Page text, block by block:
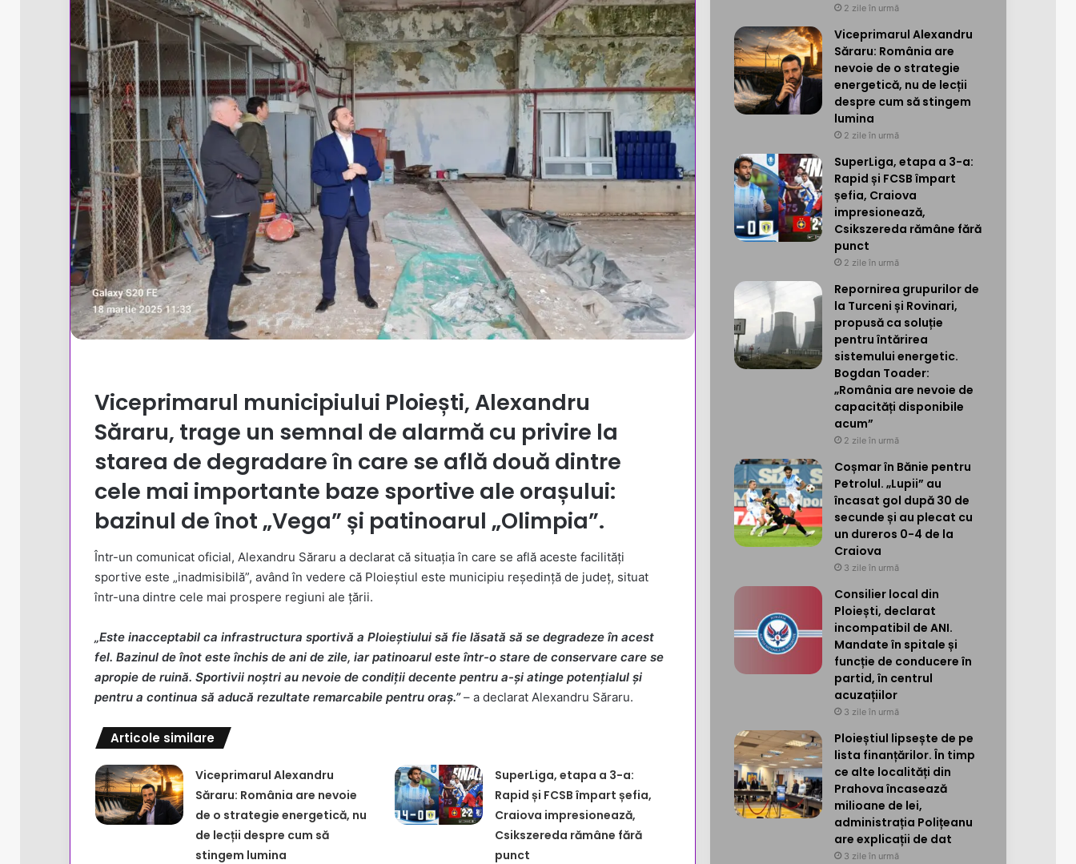
Viceprimarul municipiului Ploiești,Alexandru
Săraru, trage un semnal de alarmă cu privire la
starea de degradare în care se află două dintre
cele mai importante baze sportive ale orașului:
bazinul de înot „Vega” și patinoarul „Olimpia”.
Într-un comunicat oficial, Alexandru Săraru a declarat că situația în care se află aceste facilități
sportive este „inadmisibilă”, având în vedere că Ploieștiul este municipiu reședință de județ, situat
într-una dintre cele mai prospere regiuni ale țării.
„Este inacceptabil ca infrastructura sportivă a Ploieștiului să fie lăsată să se degradeze în acest
fel. Bazinul de înot este închis de ani de zile, iar patinoarul este într-o stare de conservare care se
apropie de ruină. Sportivii noștri au nevoie de condiții decente pentru a-și atinge potențialul și
pentru a continua să aducă rezultate remarcabile pentru oraș.”– a declarat Alexandru Săraru.
Articole similare
Viceprimarul Alexandru
Săraru: România are nevoie
de o strategie energetică, nu
de lecții despre cum să
stingem lumina
SuperLiga, etapa a 3-a:
Rapid și FCSB împart șefia,
Craiova impresionează,
Csikszereda rămâne fără
punct
2 zile în urmă
Viceprimarul Alexandru
Săraru: România are
nevoie de o strategie
energetică, nu de lecții
despre cum să stingem
lumina
2 zile în urmă
SuperLiga, etapa a 3-a:
Rapid și FCSB împart
șefia, Craiova
impresionează,
Csikszereda rămâne fără
punct
2 zile în urmă
Repornirea grupurilor de
la Turceni și Rovinari,
propusă ca soluție
pentru întărirea
sistemului energetic.
Bogdan Toader:
„România are nevoie de
capacități disponibile
acum”
2 zile în urmă
Coșmar în Bănie pentru
Petrolul. „Lupii” au
încasat gol după 30 de
secunde și au plecat cu
un dureros 0-4 de la
Craiova
3 zile în urmă
Consilier local din
Ploiești, declarat
incompatibil de ANI.
Mandate în spitale și
funcție de conducere în
partid, în centrul
acuzațiilor
3 zile în urmă
Ploieștiul lipsește de pe
lista finanțărilor. În timp
ce alte localități din
Prahova încasează
milioane de lei,
administrația Polițeanu
are explicații de dat
3 zile în urmă